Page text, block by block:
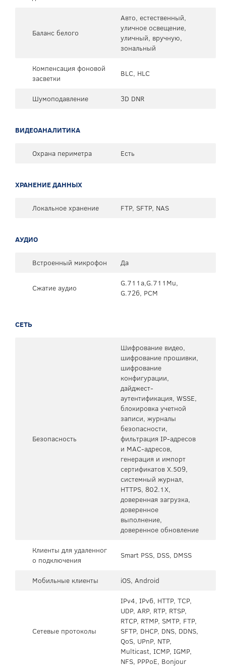
Баланс белого
Авто, естественный,
уличное освещение,
уличный, вручную,
зональный
Компенсация фоновой
засветки
BLC, HLC
Шумоподавление 3D DNR
ВИДЕОАНАЛИТИКА
Охрана периметра Есть
ХРАНЕНИЕ ДАННЫХ
Локальное хранение FTP, SFTP, NAS
АУДИО
Встроенный микрофон Да
Сжатие аудио
G.711a,G.711Mu,
G.726, PCM
СЕТЬ
Безопасность
Шифрование видео,
шифрование прошивки,
шифрование
конфигурации,
дайджест-
аутентификация, WSSE,
блокировка учетной
записи, журналы
безопасности,
фильтрация IP-адресов
и MAC-адресов,
генерация и импорт
сертификатов X.509,
системный журнал,
HTTPS, 802.1X,
доверенная загрузка,
доверенное
выполнение,
доверенное обновление
Клиенты для удаленног
о подключения
Smart PSS, DSS, DMSS
Мобильные клиенты iOS, Android
Сетевые протоколы
IPv4, IPv6, HTTP, TCP,
UDP, ARP, RTP, RTSP,
RTCP, RTMP, SMTP, FTP,
SFTP, DHCP, DNS, DDNS,
QoS, UPnP, NTP,
Multicast, ICMP, IGMP,
NFS, PPPoE, Bonjour